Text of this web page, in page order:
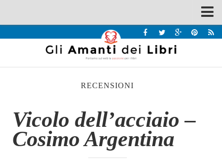
Recensioni
Interviste & Incontri
Chi siamo
Contatti
RECENSIONI
Vicolo dell’acciaio –
Cosimo Argentina